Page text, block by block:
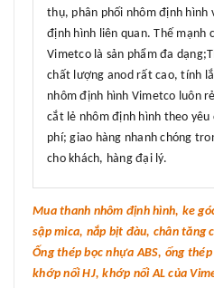
thụ, phân phối nhôm định hình
định hình liên quan. Thế mạnh
Vimetco là sản phẩm đa
chất lượng anod rất cao, tính
nhôm định hình Vimetco luôn
cắt lẻ nhôm định hình theo yêu
phí; giao hàng nhanh chóng
cho khách, hàng đại lý.
Mua thanh nhôm định hình, ke
sập mica, nắp bịt đàu, chân tăng
Ống thép bọc nhựa ABS, ống
khớp nối HJ, khớp nối AL của